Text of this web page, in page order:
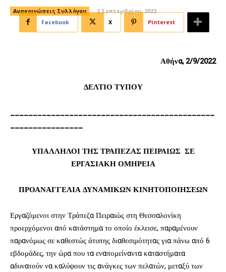
Ανακοινώσεις Συλλόγου
2 Σεπτεμβρίου, 2022
Facebook
X Pinterest
Αθήνα, 2/9/2022
ΔΕΛΤΙΟ ΤΥΠΟΥ
_____________________________________________
________________
ΥΠΑΛΛΗΛΟΙ ΤΗΣ ΤΡΑΠΕΖΑΣ ΠΕΙΡΑΙΩΣ ΣΕ
ΕΡΓΑΣΙΑΚΗ ΟΜΗΡΕΙΑ
ΠΡΟΑΝΑΓΓΕΛΙΑ ΔΥΝΑΜΙΚΩΝ ΚΙΝΗΤΟΠΟΙΗΣΕΩΝ
Εργαζόμενοι στην Τράπεζα Πειραιώς στη Θεσσαλονίκη
προερχόμενοι από κατάστημα το οποίο έκλεισε, παραμένουν
παρανόμως σε καθεστώς άτυπης διαθεσιμότητας για πάνω από 6
εβδομάδες, την ώρα που τα εναπομείναντα καταστήματα
αδυνατούν να καλύψουν τις ανάγκες των πελατών, μεταξύ των